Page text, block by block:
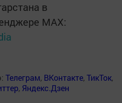
в
MАХ:
Телеграм, ВКонтакте,ТикТок,
, Яндекс.Дзен